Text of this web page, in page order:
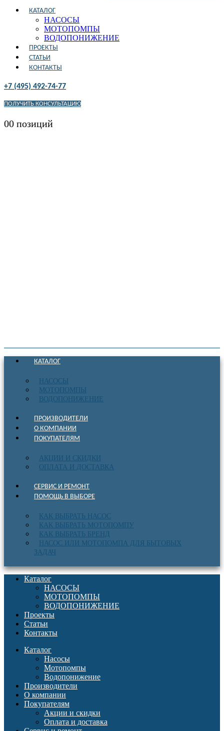
КАТАЛОГ
НАСОСЫ
МОТОПОМПЫ
ВОДОПОНИЖЕНИЕ
ПРОЕКТЫ
СТАТЬИ
КОНТАКТЫ
+7 (495) 492-74-77
ПОЛУЧИТЬ КОНСУЛЬТАЦИЮ
00 позиций
КАТАЛОГ
НАСОСЫ
МОТОПОМПЫ
ВОДОПОНИЖЕНИЕ
ПРОИЗВОДИТЕЛИ
О КОМПАНИИ
ПОКУПАТЕЛЯМ
АКЦИИ И СКИДКИ
ОПЛАТА И ДОСТАВКА
СЕРВИС И РЕМОНТ
ПОМОЩЬ В ВЫБОРЕ
КАК ВЫБРАТЬ НАСОС
КАК ВЫБРАТЬ МОТОПОМПУ
КАК ВЫБРАТЬ БРЕНД
НАСОС ИЛИ МОТОПОМПА ДЛЯ БЫТОВЫХ
ЗАДАЧ
Каталог
НАСОСЫ
МОТОПОМПЫ
ВОДОПОНИЖЕНИЕ
Проекты
Статьи
Контакты
Каталог
Насосы
Мотопомпы
Водопонижение
Производители
О компании
Покупателям
Акции и скидки
Оплата и доставка